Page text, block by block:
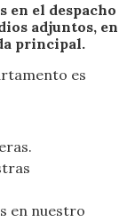
en el despacho
adjuntos, en
principal.
es
en nuestro